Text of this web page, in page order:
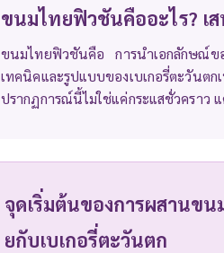
ขนมไทยฟิวชันคืออะไร? เ
ขนมไทยฟิวชันคือ การนำเอกลักษณ์
เทคนิคและรูปแบบของเบเกอรี่ตะวันต
ปรากฏการณ์นี้ไม่ใช่แค่กระแสชั่วคราว
จุดเริ่มต้นของการผสานขน
ยกับเบเกอรี่ตะวันตก